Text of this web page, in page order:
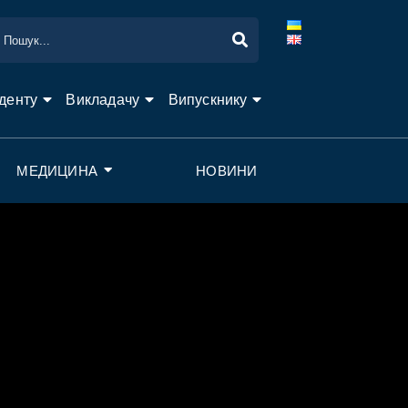
Викладачу Випускнику
МЕДИЦИНА НОВИНИ